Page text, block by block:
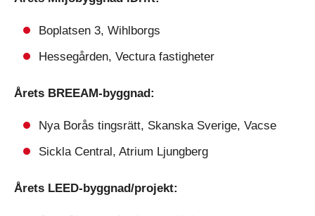
Boplatsen 3, Wihlborgs
Hessegården, Vectura fastigheter
Årets BREEAM-byggnad:
Nya Borås tingsrätt, Skanska Sverige, Vacse
Sickla Central, Atrium Ljungberg
Årets LEED-byggnad/projekt: